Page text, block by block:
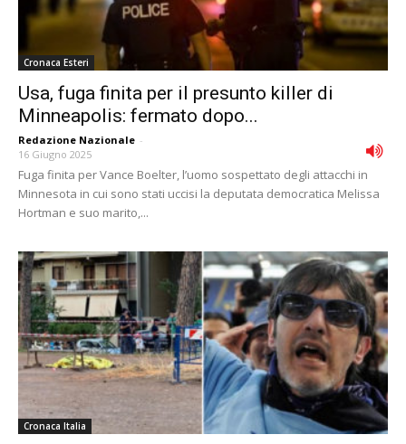
Cronaca Esteri
Usa, fuga finita per il presunto killer di
Minneapolis: fermato dopo...
Redazione Nazionale -
16 Giugno 2025
Fuga finita per Vance Boelter, l’uomo sospettato degli attacchi in
Minnesota in cui sono stati uccisi la deputata democratica Melissa
Hortman e suo marito,...
Cronaca Italia